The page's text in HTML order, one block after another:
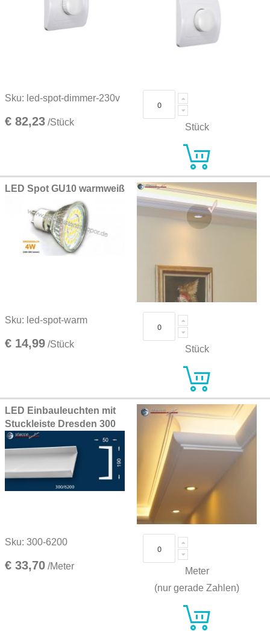
Sku: led-spot-dimmer-230v
€ 82,23 /Stück Stück
LED Spot GU10 warmweiß
Sku: led-spot-warm
€ 14,99 /Stück Stück
LED Einbauleuchten mit
Stuckleiste Dresden 300
Sku: 300-6200
€ 33,70 /Meter
Meter
(nur gerade Zahlen)